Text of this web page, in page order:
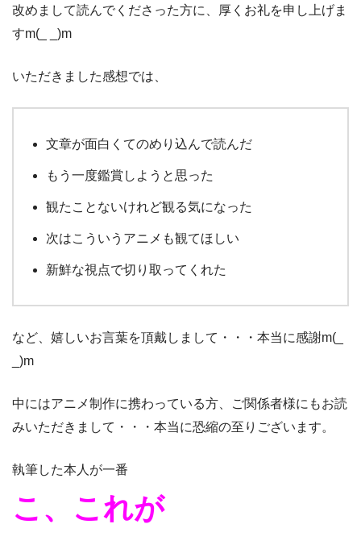
改めまして読んでくださった方に、厚くお礼を申し上げま
すm(_ _)m
いただきました感想では、
文章が面白くてのめり込んで読んだ
もう一度鑑賞しようと思った
観たことないけれど観る気になった
次はこういうアニメも観てほしい
新鮮な視点で切り取ってくれた
など、嬉しいお言葉を頂戴しまして・・・本当に感謝m(_
_)m
中にはアニメ制作に携わっている方、ご関係者様にもお読
みいただきまして・・・本当に恐縮の至りございます。
執筆した本人が一番
こ、これが